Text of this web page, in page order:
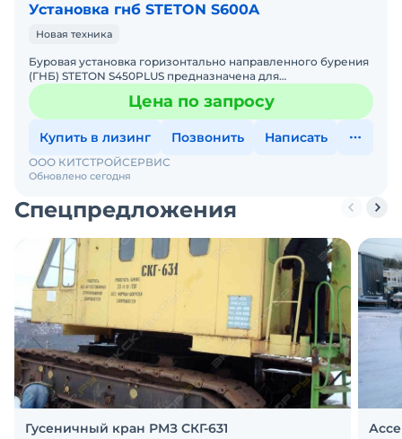
Установка гнб STETON S600A
Новая техника
Буровая установка горизонтально направленного бурения
(ГНБ) STETON S450PLUS предназначена для
бестраншейной прокладки подземных коммуникаций.
Установка выполняеЦена по запросу
Купить в лизинг Позвонить Написать
Обновлено сегодня
ООО КИТСТРОЙСЕРВИС
Спецпредложения
Гусеничный кран РМЗ СКГ-631